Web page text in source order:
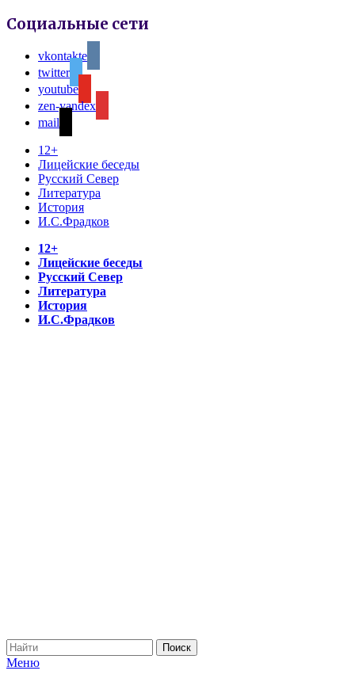
Социальные сети
vkontakte
twitter
youtube
zen-yandex
mail
12+
Лицейские беседы
Русский Север
Литература
История
И.С.Фрадков
12+
Лицейские беседы
Русский Север
Литература
История
И.С.Фрадков
Меню